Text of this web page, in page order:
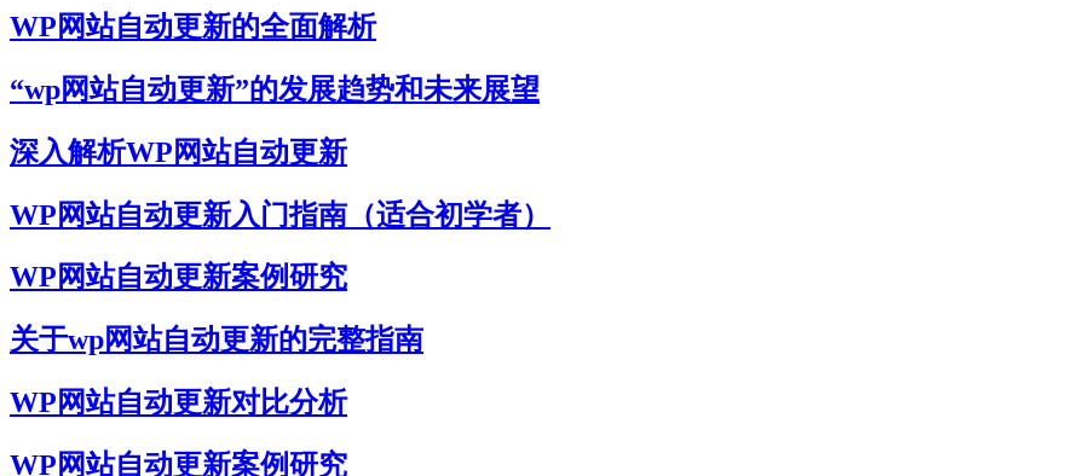
WP网站自动更新的全面解析
“wp网站自动更新”的发展趋势和未来展望
深入解析WP网站自动更新
WP网站自动更新入门指南（适合初学者）
WP网站自动更新案例研究
关于wp网站自动更新的完整指南
WP网站自动更新对比分析
WP网站自动更新案例研究